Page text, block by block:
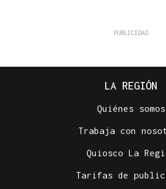
LA REGIÓN
Quiénes somos
Trabaja con
Quiosco La
Tarifas de